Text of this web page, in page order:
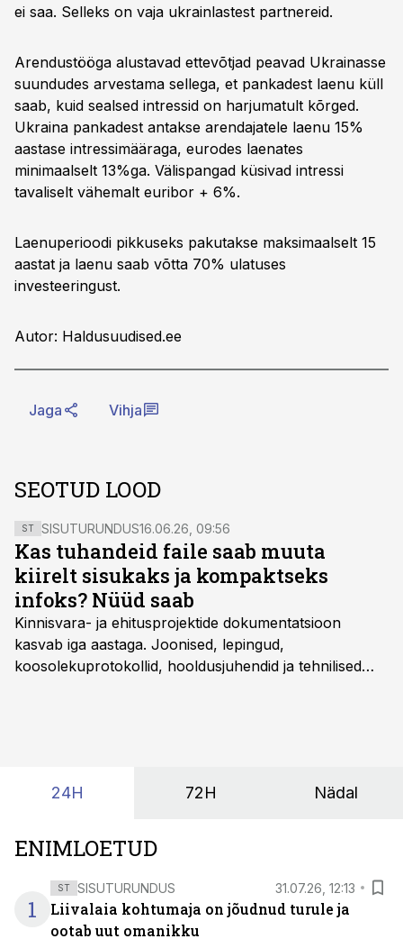
ei saa. Selleks on vaja ukrainlastest partnereid.
Arendustööga alustavad ettevõtjad peavad Ukrainasse
suundudes arvestama sellega, et pankadest laenu küll
saab, kuid sealsed intressid on harjumatult kõrged.
Ukraina pankadest antakse arendajatele laenu 15%
aastase intressimääraga, eurodes laenates
minimaalselt 13%ga. Välispangad küsivad intressi
tavaliselt vähemalt euribor + 6%.
Laenuperioodi pikkuseks pakutakse maksimaalselt 15
aastat ja laenu saab võtta 70% ulatuses
investeeringust.
Autor: Haldusuudised.ee
Jaga Vihja
SEOTUD LOOD
ST SISUTURUNDUS16.06.26, 09:56
Kas tuhandeid faile saab muuta
kiirelt sisukaks ja kompaktseks
infoks? Nüüd saab
Kinnisvara- ja ehitusprojektide dokumentatsioon
kasvab iga aastaga. Joonised, lepingud,
koosolekuprotokollid, hooldusjuhendid ja tehnilised
24H 72H Nädal
ENIMLOETUD
1
ST SISUTURUNDUS 31.07.26, 12:13
Liivalaia kohtumaja on jõudnud turule ja
ootab uut omanikku